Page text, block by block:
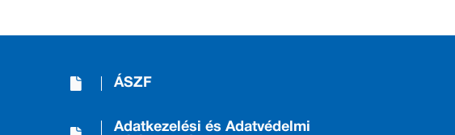
ÁSZF
Adatkezelési és Adatvédelmi